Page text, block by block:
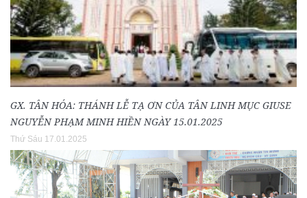
GX. TÂN HÓA: THÁNH LỄ TẠ ƠN CỦA TÂN LINH MỤC GIUSE
NGUYỄN PHẠM MINH HIỀN NGÀY 15.01.2025
Thứ Sáu 17.01.2025